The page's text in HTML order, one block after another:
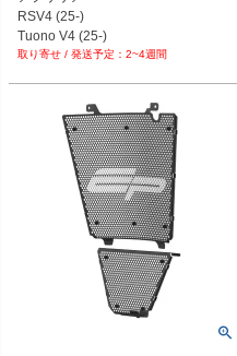
PRN018517-018585-03
PRN018517-018585-04
RSV4 (25-)
Tuono V4 (25-)
2~4週間